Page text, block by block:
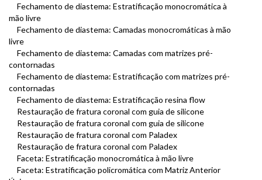
Fechamento de diastema: Estratificação monocromática à
mão livre
Fechamento de diastema: Camadas monocromáticas à mão
livre
Fechamento de diastema: Camadas com matrizes pré-
contornadas
Fechamento de diastema: Estratificação com matrizes pré-
contornadas
Fechamento de diastema: Estratificação resina flow
Restauração de fratura coronal com guia de silicone
Restauração de fratura coronal com guia de silicone
Restauração de fratura coronal com Paladex
Restauração de fratura coronal com Paladex
Faceta: Estratificação monocromática à mão livre
Faceta: Estratificação policromática com Matriz Anterior